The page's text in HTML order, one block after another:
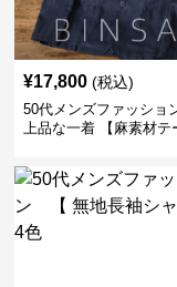
¥17,800 (税込)
50代メンズファッショ
上品な一着 【麻素材テ